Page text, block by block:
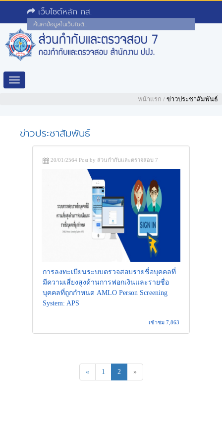
เว็บไซต์หลัก กส.
Toggle
หน้าแรก / ข่าวประชาสัมพันธ์
ข่าวประชาสัมพันธ์
20/01/2564 Post by ส่วนกำกับและตรวจสอบ 7
การลงทะเบียนระบบตรวจสอบรายชื่อบุคคลที่
มีความเสี่ยงสูงด้านการฟอกเงินและรายชื่อ
บุคคลที่ถูกกำหนด AMLO Person Screening
System: APS
เข้าชม 7,863
« 1 2 »